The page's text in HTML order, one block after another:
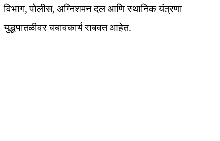
विभाग, पोलीस, अग्निशमन दल आणि स्थानिक यंत्रणा
युद्धपातळीवर बचावकार्य राबवत आहेत.